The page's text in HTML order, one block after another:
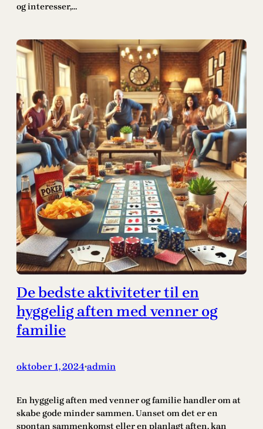
og interesser,…
De bedste aktiviteter til en
hyggelig aften med venner og
familie
oktober 1, 2024•admin
En hyggelig aften med venner og familie handler om at
skabe gode minder sammen. Uanset om det er en
spontan sammenkomst eller en planlagt aften, kan